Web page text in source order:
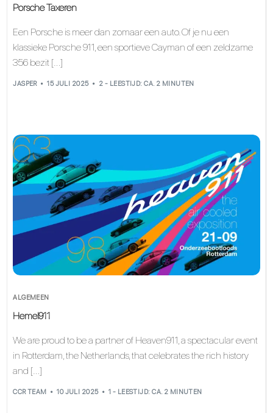
Porsche Taxeren
Een Porsche is meer dan zomaar een auto. Of je nu een
klassieke Porsche 911, een sportieve Cayman of een zeldzame
356 bezit […]
JASPER 15 JULI 2025 2 - LEESTIJD: CA. 2 MINUTEN
ALGEMEEN
Hemel911
We are proud to be a partner of Heaven911, a spectacular event
in Rotterdam, the Netherlands, that celebrates the rich history
and […]
CCR TEAM 10 JULI 2025 1 - LEESTIJD: CA. 2 MINUTEN